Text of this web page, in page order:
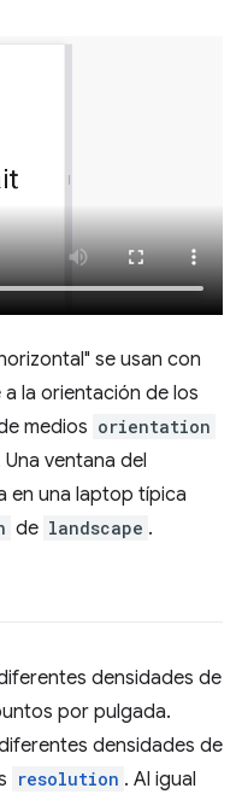
se usan con
la orientación de los
medios orientation
ventana del
en una laptop típica
de landscape .
densidades de
por pulgada.
densidades de
resolution . Al igual